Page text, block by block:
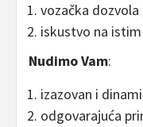
vozačka
iskustvo na
Nudimo Vam:
izazovan i
odgovarajuća